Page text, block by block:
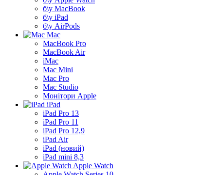
б\у MacBook
б\у iPad
б\у AirPods
Mac
MacBook Pro
MacBook Air
iMac
Mac Mini
Mac Pro
Mac Studio
Монітори Apple
iPad
iPad Pro 13
iPad Pro 11
iPad Pro 12,9
iPad Air
iPad (новий)
iPad mini 8,3
Apple Watch